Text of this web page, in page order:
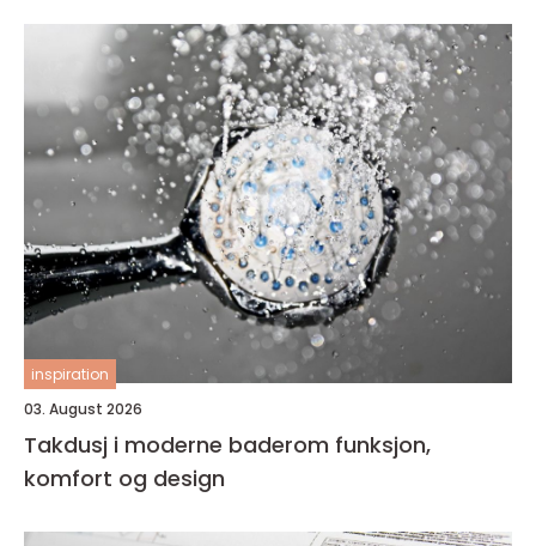
inspiration
03. August 2026
Takdusj i moderne baderom funksjon,
komfort og design